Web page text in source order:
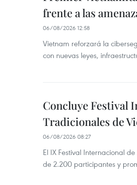
frente a las
06/08/2026 12:58
Vietnam reforzará la
con nuevas leyes,
Concluye Festival
Tradicionales de
06/08/2026 08:27
El IX Festival Internacional
de 2.200 participantes y